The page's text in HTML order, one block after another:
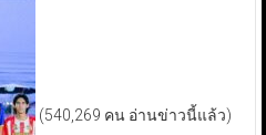
(540,269 คน อ่านข่าวนี้แล้ว)